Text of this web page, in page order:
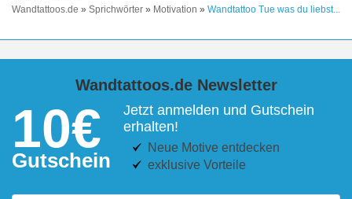
Wandtattoos.de » Sprichwörter » Motivation » Wandtattoo Tue was du liebst...
Wandtattoos.de Newsletter
10€
Gutschein
Jetzt anmelden und Gutschein
erhalten!
Neue Motive entdecken
exklusive Vorteile